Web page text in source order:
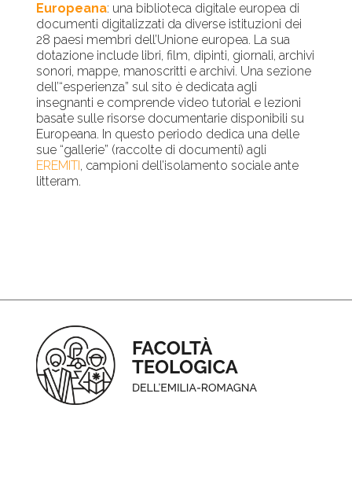
Europeana: una biblioteca digitale europea di
documenti digitalizzati da diverse istituzioni dei
28 paesi membri dell’Unione europea. La sua
dotazione include libri, film, dipinti, giornali, archivi
sonori, mappe, manoscritti e archivi. Una sezione
dell’“esperienza” sul sito è dedicata agli
insegnanti e comprende video tutorial e lezioni
basate sulle risorse documentarie disponibili su
Europeana. In questo periodo dedica una delle
sue “gallerie” (raccolte di documenti) agli
EREMITI , campioni dell’isolamento sociale ante
litteram.